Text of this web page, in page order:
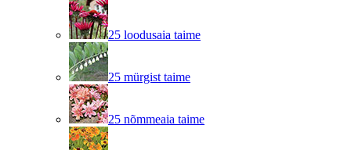
25 loodusaia taime
25 mürgist taime
25 nõmmeaia taime